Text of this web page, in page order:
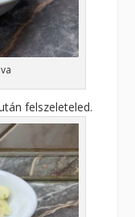
felszeleteled.